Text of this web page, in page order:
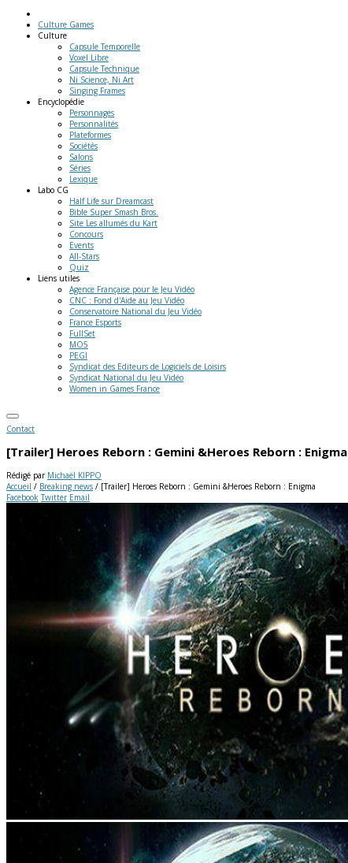
Culture Games
Culture
Capsule Temporelle
Voxel Libre
Capsule Technique
Ni Science, Ni Art
Singing Frames
Encyclopédie
Personnages
Personnalités
Plateformes
Sociétés
Salons
Séries
Lexique
Labo CG
Half Life sur Dreamcast
Bible Super Smash Bros.
Site Les allumés du Kart
Concours
Events
All-Stars
Quiz
Liens utiles
Agence Française pour le Jeu Vidéo
CNC : Fond d'Aide au Jeu Vidéo
Conservatoire National du Jeu Vidéo
France Esports
FullSet
MO5
PEGI
Syndicat des Editeurs de Logiciels de Loisirs
Syndicat National du Jeu Vidéo
Women in Games France
Contact
[Trailer] Heroes Reborn : Gemini &Heroes Reborn : Enigma
Rédigé par Michaël KIPPO
Accueil / Breaking news / [Trailer] Heroes Reborn : Gemini &Heroes Reborn : Enigma
Facebook Twitter Email